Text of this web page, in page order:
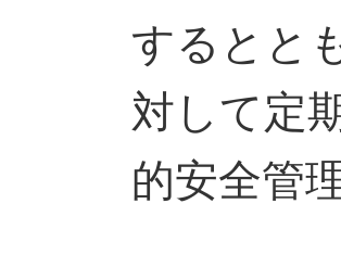
するとと
対して定
的安全管